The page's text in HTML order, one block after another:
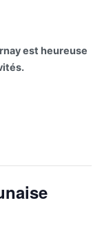
est heureuse